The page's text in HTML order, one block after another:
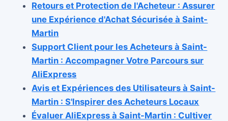
Retours et Protection de l'Acheteur : Assurer
une Expérience d'Achat Sécurisée à Saint-
Martin
Support Client pour les Acheteurs à Saint-
Martin : Accompagner Votre Parcours sur
AliExpress
Avis et Expériences des Utilisateurs à Saint-
Martin : S'Inspirer des Acheteurs Locaux
Évaluer AliExpress à Saint-Martin : Cultiver